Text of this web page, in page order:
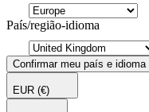
País/região-idioma
Confirmar meu país e idioma
EUR (€)